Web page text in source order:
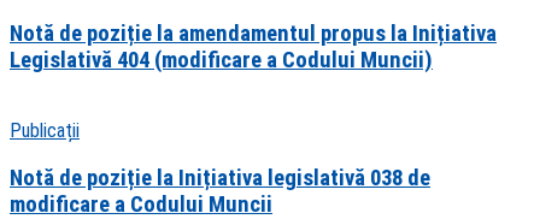
Notă de poziție la amendamentul propus la Inițiativa
Legislativă 404 (modificare a Codului Muncii)
Publicații
Notă de poziție la Inițiativa legislativă 038 de
modificare a Codului Muncii